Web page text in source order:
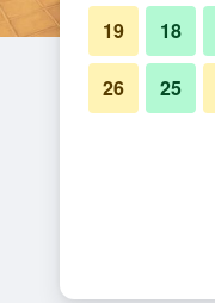
18
19
25
26